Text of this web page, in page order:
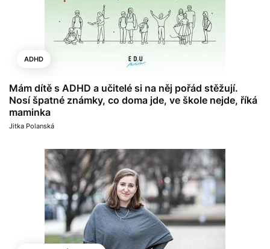
ADHD
Mám dítě s ADHD a učitelé si na něj pořád stěžují.
Nosí špatné známky, co doma jde, ve škole nejde, říká
maminka
Jitka Polanská